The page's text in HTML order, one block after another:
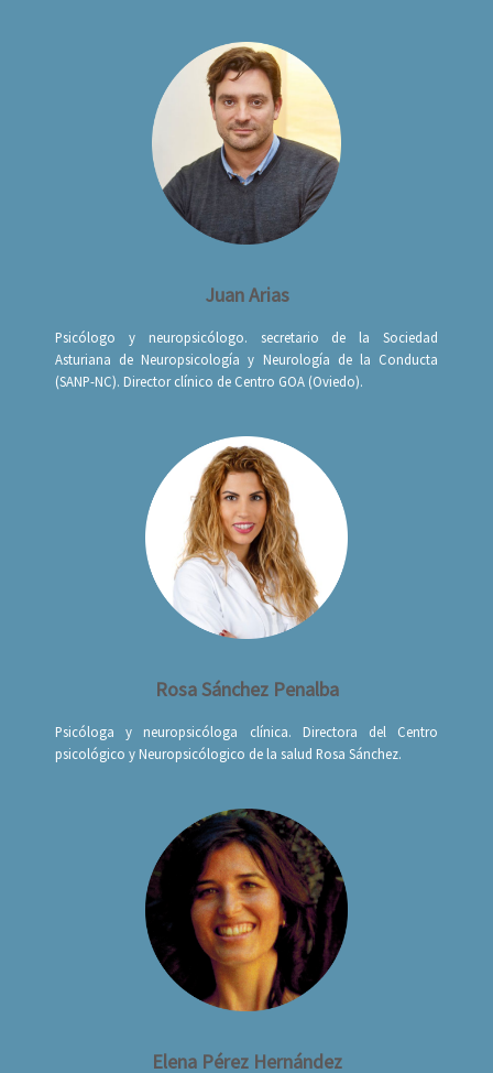
Juan Arias
Psicólogo y neuropsicólogo. secretario de la Sociedad
Asturiana de Neuropsicología y Neurología de la Conducta
(SANP-NC). Director clínico de Centro GOA (Oviedo).
Rosa Sánchez Penalba
Psicóloga y neuropsicóloga clínica. Directora del Centro
psicológico y Neuropsicólogico de la salud Rosa Sánchez.
Elena Pérez Hernández